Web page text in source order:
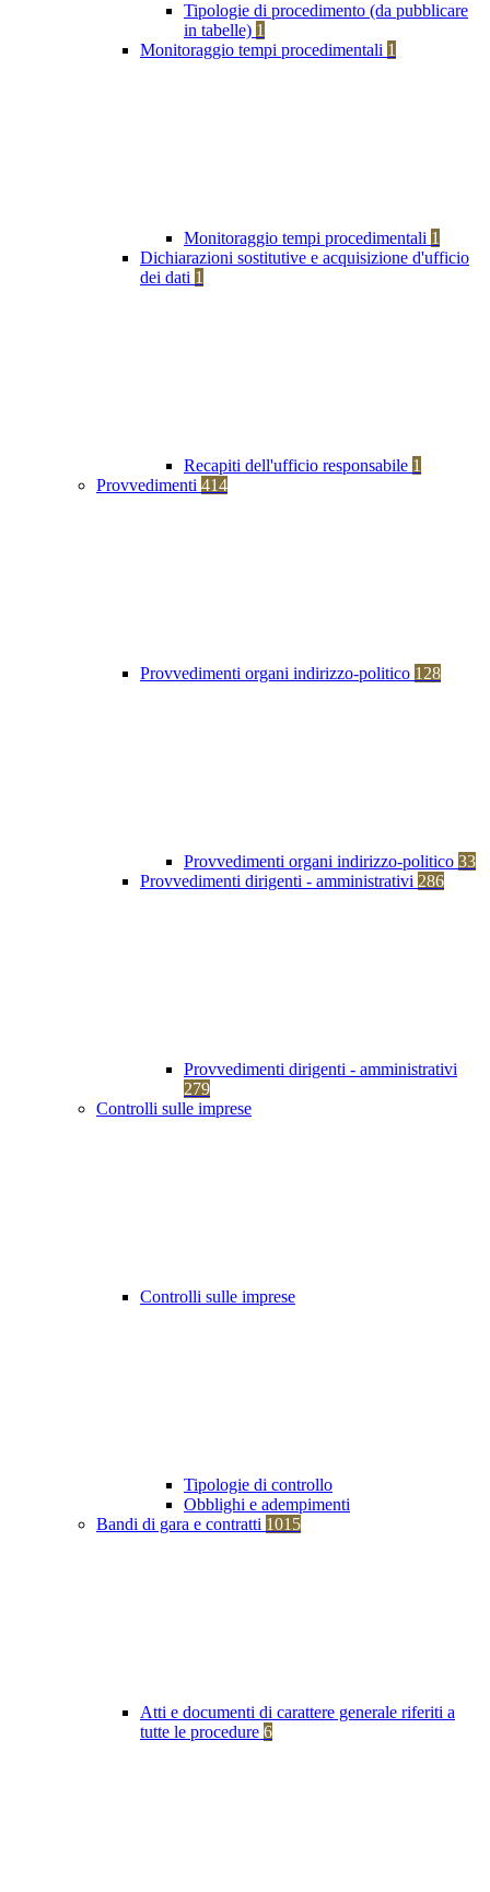
Tipologie di procedimento (da pubblicare
in tabelle) 1
Monitoraggio tempi procedimentali 1
Monitoraggio tempi procedimentali 1
Dichiarazioni sostitutive e acquisizione d'ufficio
dei dati 1
Recapiti dell'ufficio responsabile 1
Provvedimenti 414
Provvedimenti organi indirizzo-politico 128
Provvedimenti organi indirizzo-politico 33
Provvedimenti dirigenti - amministrativi 286
Provvedimenti dirigenti - amministrativi
279
Controlli sulle imprese
Controlli sulle imprese
Tipologie di controllo
Obblighi e adempimenti
Bandi di gara e contratti 1015
Atti e documenti di carattere generale riferiti a
tutte le procedure 6